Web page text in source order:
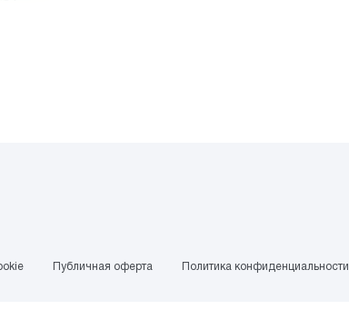
Публичная оферта Политика конфиденциальности